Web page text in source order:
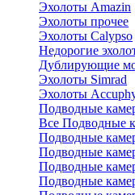
Эхолоты Amazin
Эхолоты прочее
Эхолоты Calypso
Недорогие
Дублирующие
Эхолоты Simrad
Эхолоты
Подводные
Все Подводные
Подводные
Подводные
Подводные
Подводные